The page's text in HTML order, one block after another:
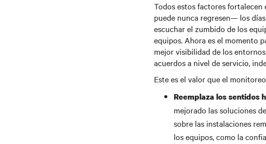
Todos estos factores
puede nunca regresen— los
escuchar el zumbido de los
equipos. Ahora es el momento
mejor visibilidad de los
acuerdos a nivel de servicio,
Este es el valor que el
Reemplaza los sentidos
mejorado las soluciones
sobre las instalaciones
los equipos, como la